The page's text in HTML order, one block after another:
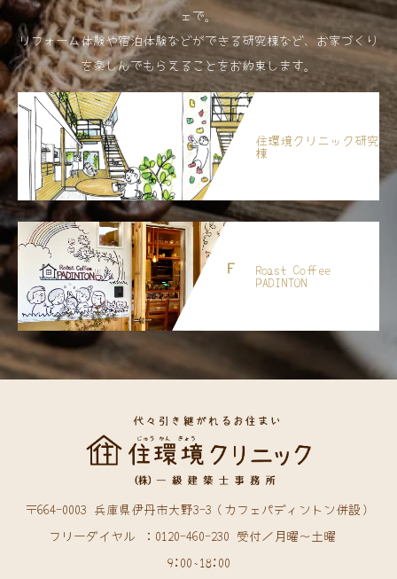
ェで。
リフォーム体験や宿泊体験などができる研究棟など、お家づくり
を楽しんでもらえることをお約束します。
住環境クリニック研究
棟
Roast Coffee
PADINTON
〒664-0003 兵庫県伊丹市大野3-3（カフェパディントン併設）
フリーダイヤル ：0120-460-230 受付／月曜〜土曜
9:00~18:00